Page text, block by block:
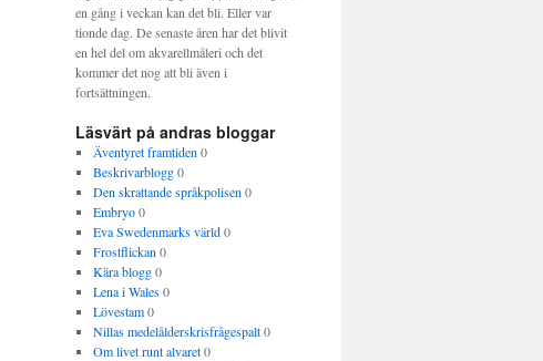
en gång i veckan kan det bli. Eller var
tionde dag. De senaste åren har det blivit
en hel del om akvarellmåleri och det
kommer det nog att bli även i
fortsättningen.
Läsvärt på andras bloggar
Äventyret framtiden 0
Beskrivarblogg0
Den skrattande språkpolisen 0
Embryo0
Eva Swedenmarks värld0
Frostflickan 0
Kära blogg0
Lena i Wales0
Lövestam0
Nillas medelålderskrisfrågespalt0
Om livet runt alvaret0